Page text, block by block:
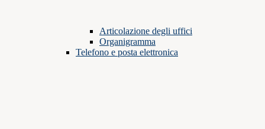
Articolazione degli uffici
Organigramma
Telefono e posta elettronica